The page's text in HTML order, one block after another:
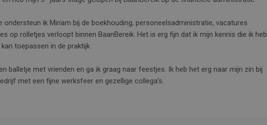
ondersteun ik Miriam bij de boekhouding, personeelsadministratie, vacatures
op rolletjes verloopt binnen BaanBereik. Het is erg fijn dat ik mijn kennis die ik heb
toepassen in de praktijk.
balletje met vrienden en ga ik graag naar feestjes. Ik heb het erg naar mijn zin bij
met een fijne werksfeer en gezellige collega’s.